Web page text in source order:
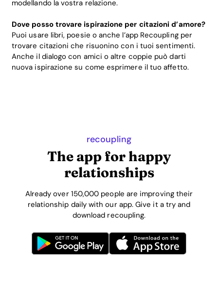
modellando la vostra relazione.
Dove posso trovare ispirazione per citazioni d’amore?
Puoi usare libri, poesie o anche l’app Recoupling per
trovare citazioni che risuonino con i tuoi sentimenti.
Anche il dialogo con amici o altre coppie può darti
nuova ispirazione su come esprimere il tuo affetto.
recoupling
The app for happy
relationships
Already over 150,000 people are improving their
relationship daily with our app. Give it a try and
download recoupling.